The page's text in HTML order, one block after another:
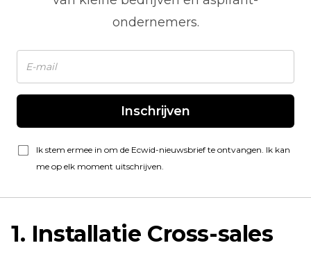
ondernemers.
Inschrijven
Ik stem ermee in om de Ecwid-nieuwsbrief te ontvangen. Ik kan
me op elk moment uitschrijven.
1. Installatie Cross-sales